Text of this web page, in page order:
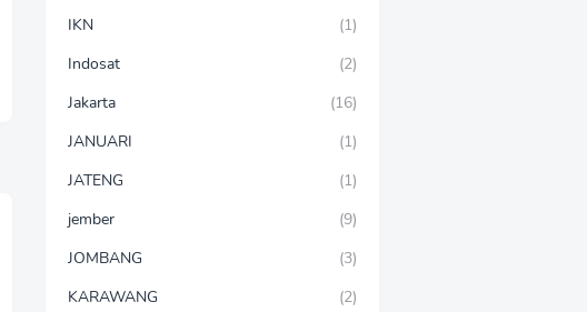
IKN
(1)
Indosat
(2)
Jakarta
(16)
JANUARI
(1)
JATENG
(1)
jember
(9)
JOMBANG
(3)
KARAWANG
(2)